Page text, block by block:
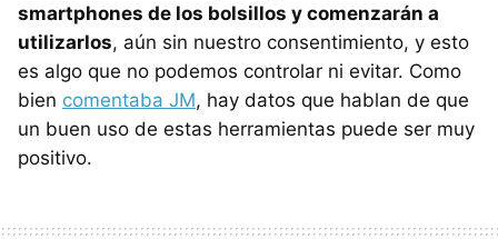
smartphones de los bolsillos y comenzarán a
utilizarlos, aún sin nuestro consentimiento, y esto
es algo que no podemos controlar ni evitar. Como
bien comentaba JM, hay datos que hablan de que
un buen uso de estas herramientas puede ser muy
positivo.